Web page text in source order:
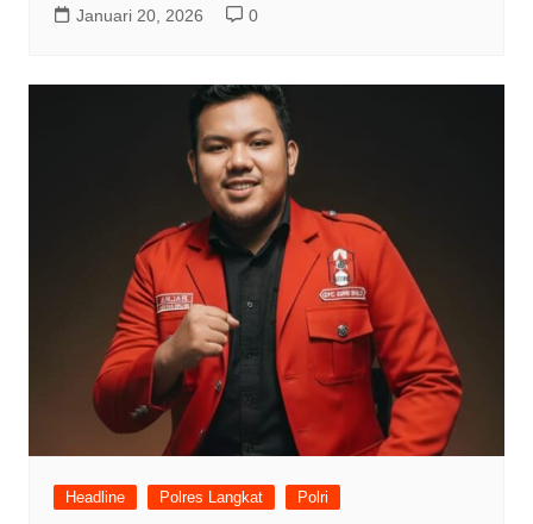
Januari 20, 2026
0
Headline Polres Langkat Polri